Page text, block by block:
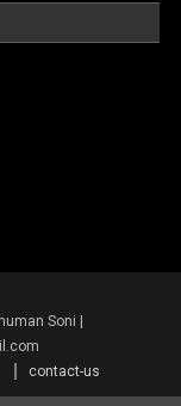
contact-us